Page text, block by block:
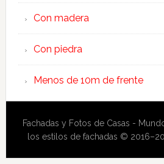
Con madera
Con piedra
Menos de 10m de frente
Fachadas y Fotos de Casas -
los estilos de fachadas ©